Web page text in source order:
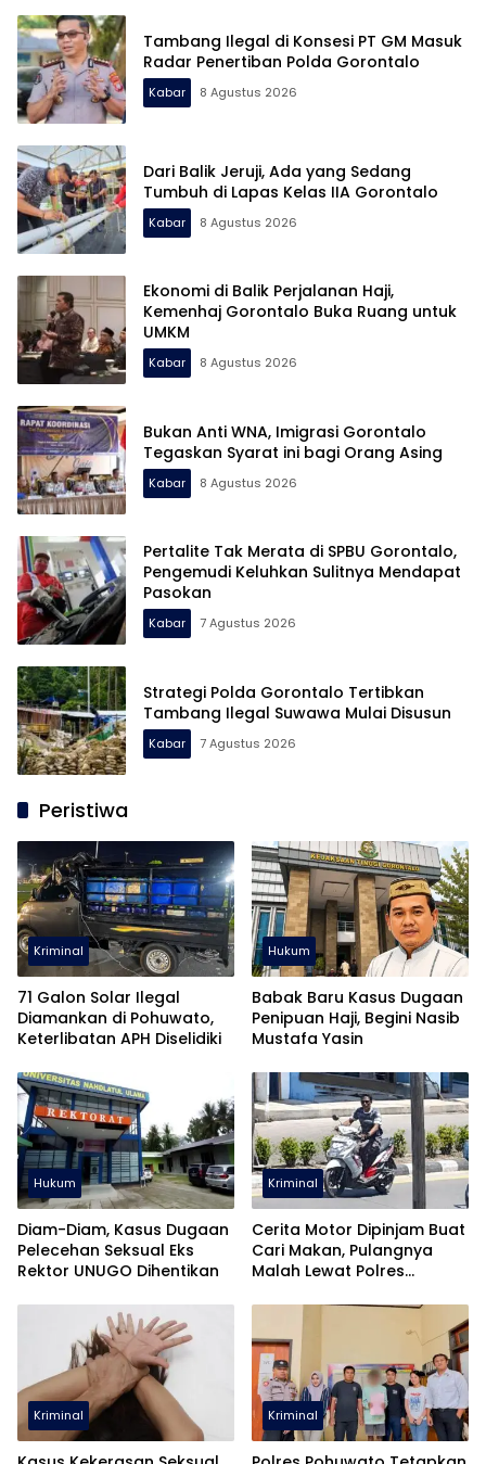
Tambang Ilegal di Konsesi PT GM Masuk
Radar Penertiban Polda Gorontalo
Kabar 8 Agustus 2026
Dari Balik Jeruji, Ada yang Sedang
Tumbuh di Lapas Kelas IIA Gorontalo
Kabar 8 Agustus 2026
Ekonomi di Balik Perjalanan Haji,
Kemenhaj Gorontalo Buka Ruang untuk
UMKM
Kabar 8 Agustus 2026
Bukan Anti WNA, Imigrasi Gorontalo
Tegaskan Syarat ini bagi Orang Asing
Kabar 8 Agustus 2026
Pertalite Tak Merata di SPBU Gorontalo,
Pengemudi Keluhkan Sulitnya Mendapat
Pasokan
Kabar 7 Agustus 2026
Strategi Polda Gorontalo Tertibkan
Tambang Ilegal Suwawa Mulai Disusun
Kabar 7 Agustus 2026
Peristiwa
Kriminal
71 Galon Solar Ilegal
Diamankan di Pohuwato,
Keterlibatan APH Diselidiki
Hukum
Babak Baru Kasus Dugaan
Penipuan Haji, Begini Nasib
Mustafa Yasin
Hukum
Diam-Diam, Kasus Dugaan
Pelecehan Seksual Eks
Rektor UNUGO Dihentikan
Kriminal
Cerita Motor Dipinjam Buat
Cari Makan, Pulangnya
Malah Lewat Polres
Kriminal Kriminal